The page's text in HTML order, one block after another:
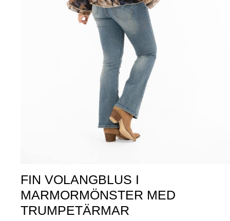
FIN VOLANGBLUS I
MARMORMÖNSTER MED
TRUMPETÄRMAR